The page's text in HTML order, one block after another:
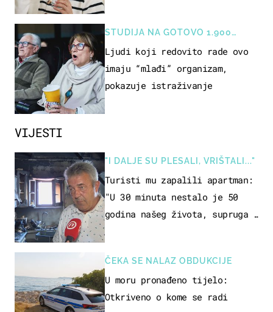
VIJESTI
"I DALJE SU PLESALI, VRIŠTALI..."
Turisti mu zapalili apartman:
"U 30 minuta nestalo je 50
godina našeg života, supruga i
ČEKA SE NALAZ OBDUKCIJE
U moru pronađeno tijelo:
Otkriveno o kome se radi
STUDIJA NA GOTOVO 1.900
OSOBA
Ljudi koji redovito rade ovo
imaju “mlađi” organizam,
pokazuje istraživanje